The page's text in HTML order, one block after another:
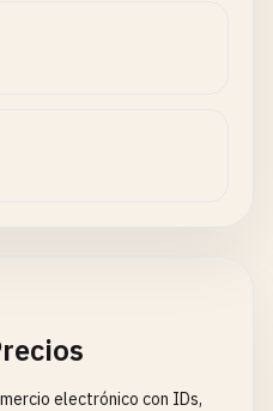
electrónico con IDs,